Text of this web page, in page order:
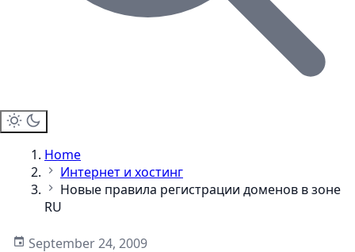
Home
Интернет и хостинг
Новые правила регистрации доменов в зоне
RU
September 24, 2009